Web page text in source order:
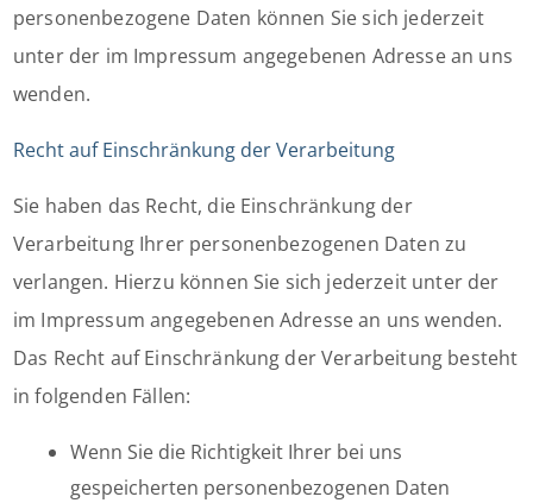
personenbezogene Daten können Sie sich jederzeit
unter der im Impressum angegebenen Adresse an uns
wenden.
Recht auf Einschränkung der Verarbeitung
Sie haben das Recht, die Einschränkung der
Verarbeitung Ihrer personenbezogenen Daten zu
verlangen. Hierzu können Sie sich jederzeit unter der
im Impressum angegebenen Adresse an uns wenden.
Das Recht auf Einschränkung der Verarbeitung besteht
in folgenden Fällen:
Wenn Sie die Richtigkeit Ihrer bei uns
gespeicherten personenbezogenen Daten